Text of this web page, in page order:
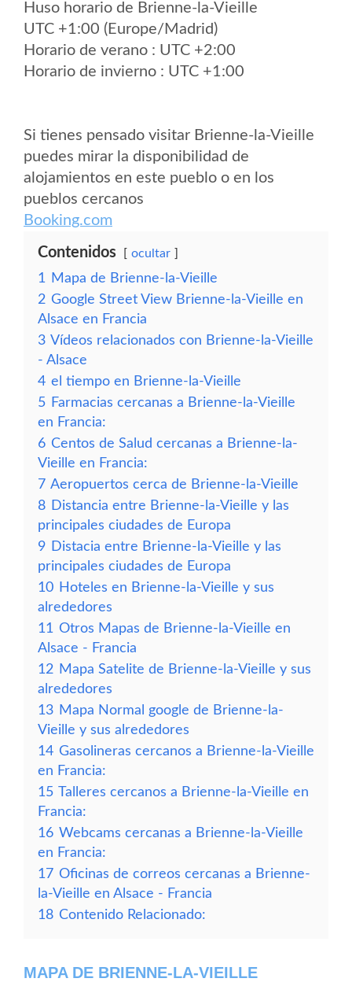
Huso horario de Brienne-la-Vieille
UTC +1:00 (Europe/Madrid)
Horario de verano : UTC +2:00
Horario de invierno : UTC +1:00
Si tienes pensado visitar Brienne-la-Vieille
puedes mirar la disponibilidad de
alojamientos en este pueblo o en los
pueblos cercanos
Booking.com
Contenidos ocultar
1
Mapa de Brienne-la-Vieille
2 Google Street View Brienne-la-Vieille en
Alsace en Francia
3 Vídeos relacionados con Brienne-la-Vieille
- Alsace
4 el tiempo en Brienne-la-Vieille
5 Farmacias cercanas a Brienne-la-Vieille
en Francia:
6 Centos de Salud cercanas a Brienne-la-
Vieille en Francia:
7 Aeropuertos cerca de Brienne-la-Vieille
8 Distancia entre Brienne-la-Vieille y las
principales ciudades de Europa
9 Distacia entre Brienne-la-Vieille y las
principales ciudades de Europa
10 Hoteles en Brienne-la-Vieille y sus
alrededores
11 Otros Mapas de Brienne-la-Vieille en
Alsace - Francia
12 Mapa Satelite de Brienne-la-Vieille y sus
alrededores
13 Mapa Normal google de Brienne-la-
Vieille y sus alrededores
14 Gasolineras cercanos a Brienne-la-Vieille
en Francia:
15 Talleres cercanos a Brienne-la-Vieille en
Francia:
16 Webcams cercanas a Brienne-la-Vieille
en Francia:
17 Oficinas de correos cercanas a Brienne-
la-Vieille en Alsace - Francia
18 Contenido Relacionado:
MAPA DE BRIENNE-LA-VIEILLE